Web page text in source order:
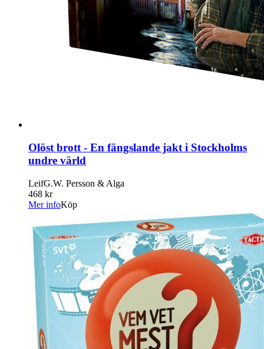
Olöst brott - En fängslande jakt i Stockholms
undre värld
LeifG.W. Persson & Alga
468 kr
Mer infoKöp